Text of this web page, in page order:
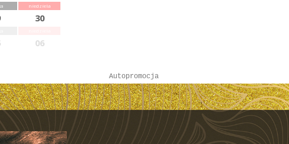
niedziela
30
06
Autopromocja